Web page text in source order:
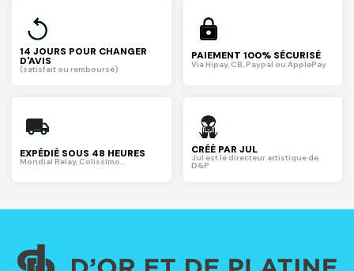
14 JOURS POUR CHANGER
D'AVIS
(satisfait ou remboursé)
PAIEMENT 100% SÉCURISÉ
Via Hipay, CB, Paypal ou ApplePay
EXPÉDIÉ SOUS 48 HEURES
Mondial Relay, Colissimo...
CRÉÉ PAR JUL
Jul est le directeur artistique de
D&P